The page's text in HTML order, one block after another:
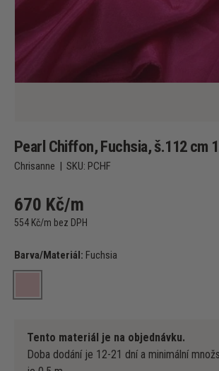
Pearl Chiffon, Fuchsia, š.112 cm
Chrisanne | SKU: PCHF
670 Kč/m
554 Kč/m bez DPH
Barva/Materiál: Fuchsia
Fuchsia
Tento materiál je na objednávku.
Doba dodání je 12-21 dní a minimální